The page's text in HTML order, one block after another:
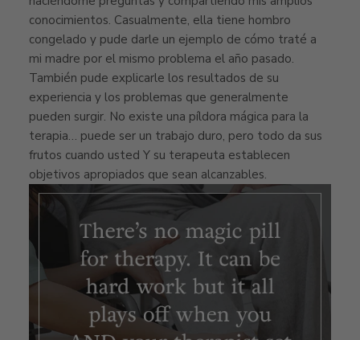
conocimientos. Casualmente, ella tiene hombro
congelado y pude darle un ejemplo de cómo traté a
mi madre por el mismo problema el año pasado.
También pude explicarle los resultados de su
experiencia y los problemas que generalmente
pueden surgir. No existe una píldora mágica para la
terapia… puede ser un trabajo duro, pero todo da sus
frutos cuando usted Y su terapeuta establecen
objetivos apropiados que sean alcanzables.